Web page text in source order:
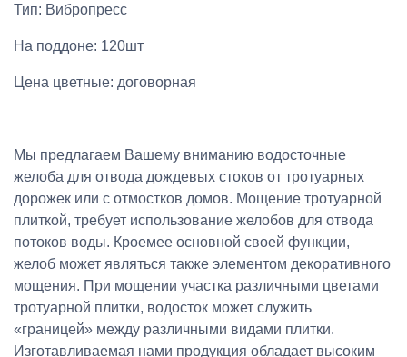
Тип: Вибропресс
На поддоне: 120шт
Цена цветные: договорная
Мы предлагаем Вашему вниманию водосточные
желоба для отвода дождевых стоков от тротуарных
дорожек или с отмостков домов. Мощение тротуарной
плиткой, требует использование желобов для отвода
потоков воды. Кроемее основной своей функции,
желоб может являться также элементом декоративного
мощения. При мощении участка различными цветами
тротуарной плитки, водосток может служить
«границей» между различными видами плитки.
Изготавливаемая нами продукция обладает высоким